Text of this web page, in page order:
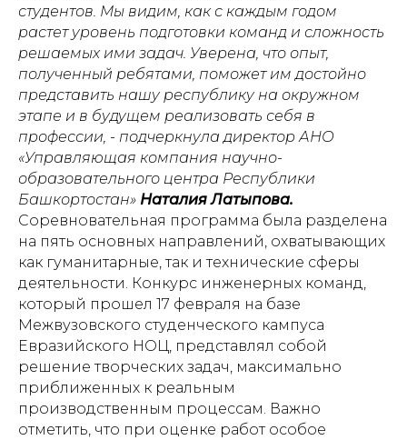
студентов. Мы видим, как с каждым годом
растет уровень подготовки команд и сложность
решаемых ими задач. Уверена, что опыт,
полученный ребятами, поможет им достойно
представить нашу республику на окружном
этапе и в будущем реализовать себя в
профессии, - подчеркнула директор АНО
«Управляющая компания научно-
образовательного центра Республики
Башкортостан» Наталия Латыпова.
Соревновательная программа была разделена
на пять основных направлений, охватывающих
как гуманитарные, так и технические сферы
деятельности. Конкурс инженерных команд,
который прошел 17 февраля на базе
Межвузовского студенческого кампуса
Евразийского НОЦ, представлял собой
решение творческих задач, максимально
приближенных к реальным
производственным процессам. Важно
отметить, что при оценке работ особое